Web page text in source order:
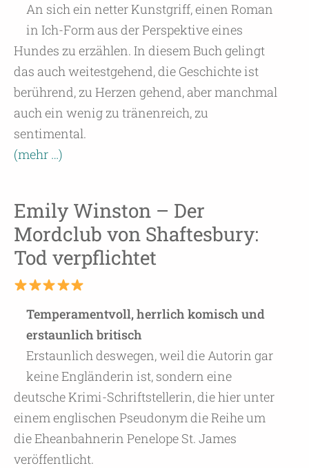
An sich ein netter Kunstgriff, einen Roman
in Ich-Form aus der Perspektive eines
Hundes zu erzählen. In diesem Buch gelingt
das auch weitestgehend, die Geschichte ist
berührend, zu Herzen gehend, aber manchmal
auch ein wenig zu tränenreich, zu
sentimental.
(mehr …)
Emily Winston – Der
Mordclub von Shaftesbury:
Tod verpflichtet
Temperamentvoll, herrlich komisch und
erstaunlich britisch
Erstaunlich deswegen, weil die Autorin gar
keine Engländerin ist, sondern eine
deutsche Krimi-Schriftstellerin, die hier unter
einem englischen Pseudonym die Reihe um
die Eheanbahnerin Penelope St. James
veröffentlicht.